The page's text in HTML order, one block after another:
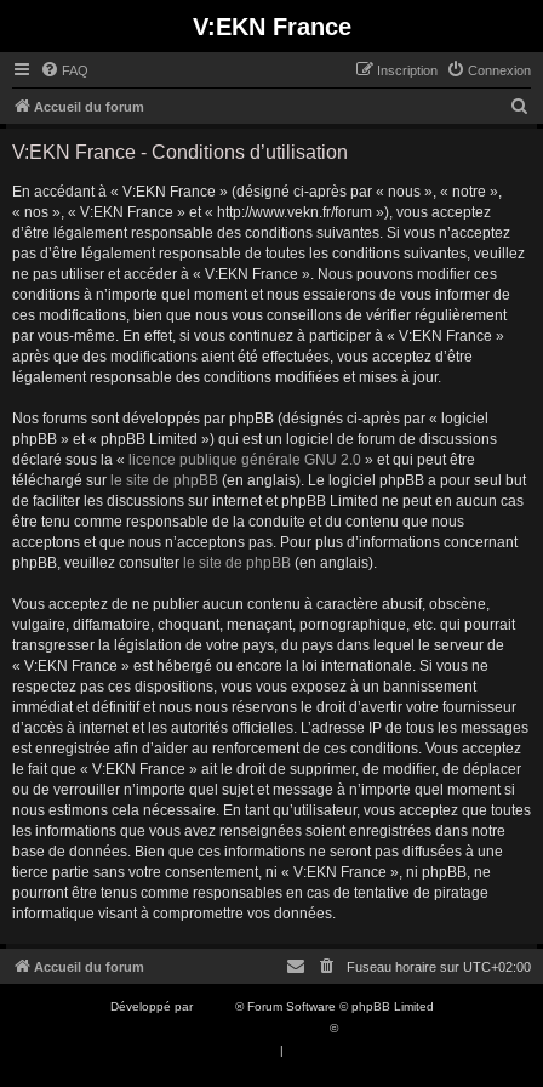
V:EKN France
FAQ Connexion
Inscription
Accueil du forum
V:EKN France - Conditions d’utilisation
En accédant à « V:EKN France » (désigné ci-après par « nous », « notre »,
« nos », « V:EKN France » et « http://www.vekn.fr/forum »), vous acceptez
d’être légalement responsable des conditions suivantes. Si vous n’acceptez
pas d’être légalement responsable de toutes les conditions suivantes, veuillez
ne pas utiliser et accéder à « V:EKN France ». Nous pouvons modifier ces
conditions à n’importe quel moment et nous essaierons de vous informer de
ces modifications, bien que nous vous conseillons de vérifier régulièrement
par vous-même. En effet, si vous continuez à participer à « V:EKN France »
après que des modifications aient été effectuées, vous acceptez d’être
légalement responsable des conditions modifiées et mises à jour.
Nos forums sont développés par phpBB (désignés ci-après par « logiciel
phpBB » et « phpBB Limited ») qui est un logiciel de forum de discussions
déclaré sous la « licence publique générale GNU 2.0 » et qui peut être
téléchargé sur le site de phpBB (en anglais). Le logiciel phpBB a pour seul but
de faciliter les discussions sur internet et phpBB Limited ne peut en aucun cas
être tenu comme responsable de la conduite et du contenu que nous
acceptons et que nous n’acceptons pas. Pour plus d’informations concernant
phpBB, veuillez consulter le site de phpBB (en anglais).
Vous acceptez de ne publier aucun contenu à caractère abusif, obscène,
vulgaire, diffamatoire, choquant, menaçant, pornographique, etc. qui pourrait
transgresser la législation de votre pays, du pays dans lequel le serveur de
« V:EKN France » est hébergé ou encore la loi internationale. Si vous ne
respectez pas ces dispositions, vous vous exposez à un bannissement
immédiat et définitif et nous nous réservons le droit d’avertir votre fournisseur
d’accès à internet et les autorités officielles. L’adresse IP de tous les messages
est enregistrée afin d’aider au renforcement de ces conditions. Vous acceptez
le fait que « V:EKN France » ait le droit de supprimer, de modifier, de déplacer
ou de verrouiller n’importe quel sujet et message à n’importe quel moment si
nous estimons cela nécessaire. En tant qu’utilisateur, vous acceptez que toutes
les informations que vous avez renseignées soient enregistrées dans notre
base de données. Bien que ces informations ne seront pas diffusées à une
tierce partie sans votre consentement, ni « V:EKN France », ni phpBB, ne
pourront être tenus comme responsables en cas de tentative de piratage
informatique visant à compromettre vos données.
Accueil du forum Fuseau horaire sur UTC+02:00
Développé par
® Forum Software © phpBB Limited
©
|